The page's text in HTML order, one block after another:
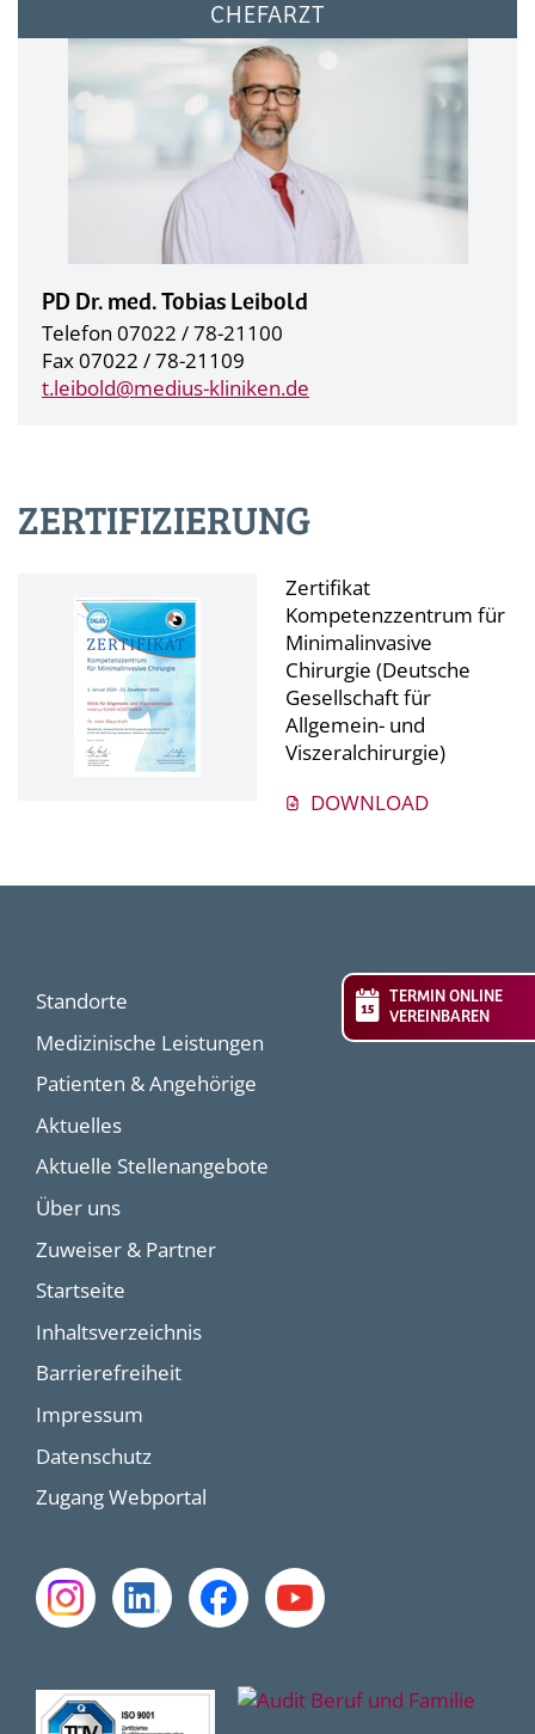
CHEFARZT
PD Dr. med. Tobias Leibold
Telefon 07022 / 78-21100
Fax 07022 / 78-21109
t.leibold@medius-kliniken.de
ZERTIFIZIERUNG
Zertifikat
Kompetenzzentrum für
Minimalinvasive
Chirurgie (Deutsche
Gesellschaft für
Allgemein- und
Viszeralchirurgie)
DOWNLOAD
TERMIN ONLINE
VEREINBAREN
Standorte
Medizinische Leistungen
Patienten & Angehörige
Aktuelles
Aktuelle Stellenangebote
Über uns
Zuweiser & Partner
Startseite
Inhaltsverzeichnis
Barrierefreiheit
Impressum
Datenschutz
Zugang Webportal